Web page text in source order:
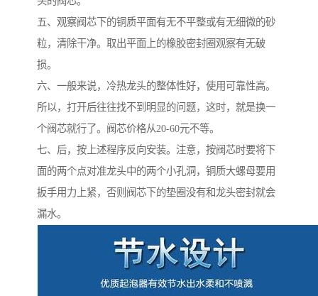
五、观察阀芯下的铜质平面有无不平整或有无细微的砂
粒，清除干净。取出平面上的橡胶密封圈观察有无破
损。
六、一般来说，冷热龙头的整体性好，使用可靠性高。
所以，打开后往往找不到明显的问题，这时，就是换一
个阀芯就行了。阀芯价格从20-60元不等。
七、后，按上述程序反向安装。注意，按阀芯时要将下
面的两个点对准龙头中的两个小孔洞，铜质大螺母要用
扳手用力上紧，否则阀芯下的垫圈没有和龙头密封就会
漏水。